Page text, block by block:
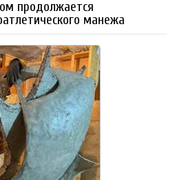
продолжается
манежа